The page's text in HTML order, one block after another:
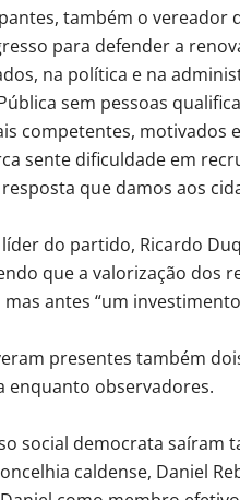
também o vereador
para defender a
na política e na
sem pessoas
competentes, motivados
sente dificuldade em
que damos aos
do partido, Ricardo
que a valorização dos
antes “um
presentes também
enquanto observadores.
social democrata
caldense, Daniel